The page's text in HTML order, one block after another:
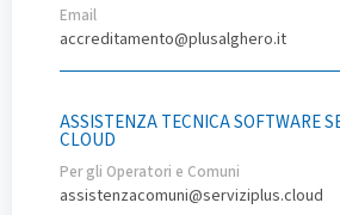
Email
accreditamento@plusalghero.it
ASSISTENZA TECNICA SOFTWARE
CLOUD
Per gli Operatori e Comuni
assistenzacomuni@serviziplus.cloud